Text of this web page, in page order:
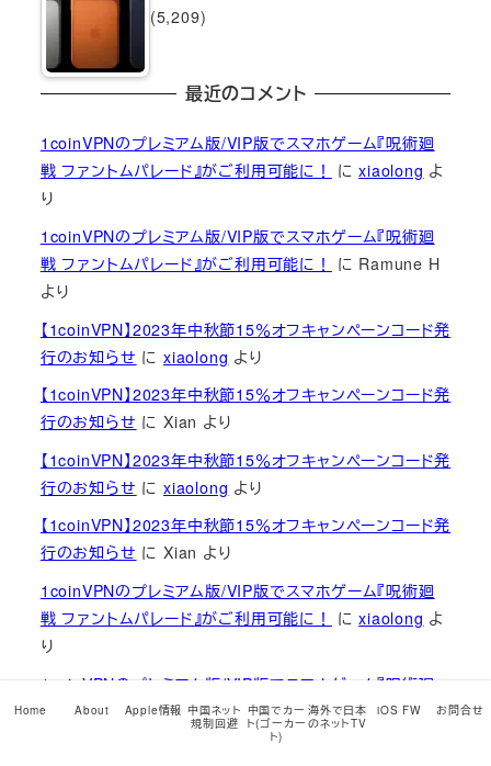
(5,209)
最近のコメント
1coinVPNのプレミアム版/VIP版でスマホゲーム『呪術廻
戦 ファントムパレード』がご利用可能に！
にxiaolong よ
り
1coinVPNのプレミアム版/VIP版でスマホゲーム『呪術廻
戦 ファントムパレード』がご利用可能に！
に Ramune H
より
【1coinVPN】2023年中秋節15％オフキャンペーンコード発
行のお知らせ にxiaolong より
【1coinVPN】2023年中秋節15％オフキャンペーンコード発
行のお知らせ にXian より
【1coinVPN】2023年中秋節15％オフキャンペーンコード発
行のお知らせ にxiaolong より
【1coinVPN】2023年中秋節15％オフキャンペーンコード発
行のお知らせ にXian より
1coinVPNのプレミアム版/VIP版でスマホゲーム『呪術廻
戦 ファントムパレード』がご利用可能に！
にxiaolong よ
り
1coinVPNのプレミアム版/VIP版でスマホゲーム『呪術廻
戦 ファントムパレード』がご利用可能に！に藤田より
【開封の儀】iPhone 15 Pro Max 1TB ナチュラルチタニウ
Home About Apple情報 中国ネット
規制回避
中国でカー
ト(ゴーカー
ト)
海外で日本
のネットTV
iOS FW お問合せ